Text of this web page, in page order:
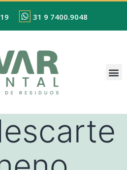
31 9 7400.9048